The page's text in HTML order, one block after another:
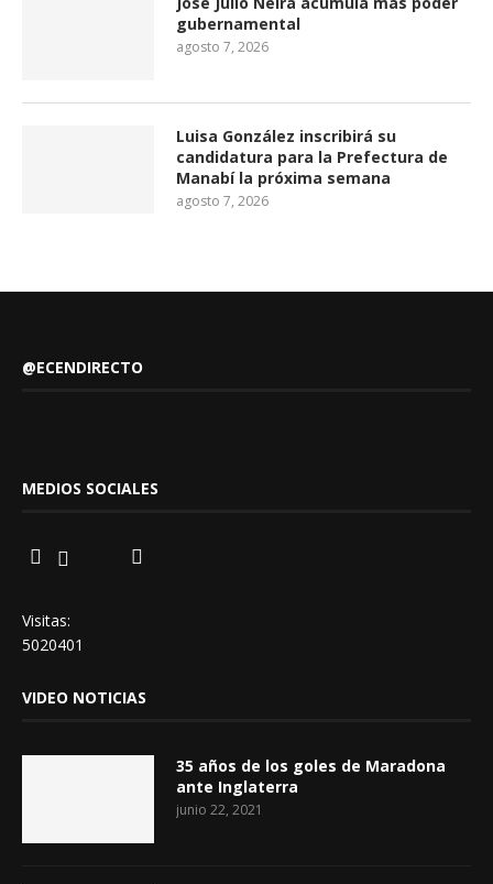
gubernamental
agosto 7, 2026
Luisa González inscribirá su
candidatura para la Prefectura de
Manabí la próxima semana
agosto 7, 2026
@ECENDIRECTO
MEDIOS SOCIALES
Visitas:
5020401
VIDEO NOTICIAS
35 años de los goles de Maradona
ante Inglaterra
junio 22, 2021